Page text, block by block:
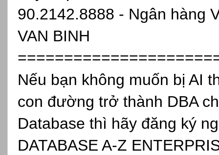
90.2142.8888 - Ngân hàng
VAN BINH
Nếu bạn không muốn bị AI
con đường trở thành DBA
Database thì hãy đăng ký
DATABASE A-Z